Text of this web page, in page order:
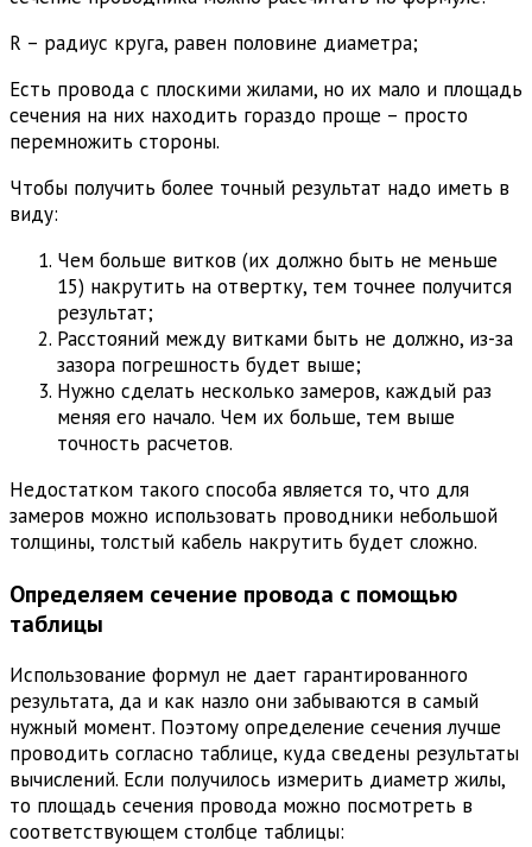
R – радиус круга, равен половине диаметра;
Есть провода с плоскими жилами, но их мало и площадь
сечения на них находить гораздо проще – просто
перемножить стороны.
Чтобы получить более точный результат надо иметь в
виду:
Чем больше витков (их должно быть не меньше
15) накрутить на отвертку, тем точнее получится
результат;
Расстояний между витками быть не должно, из-за
зазора погрешность будет выше;
Нужно сделать несколько замеров, каждый раз
меняя его начало. Чем их больше, тем выше
точность расчетов.
Недостатком такого способа является то, что для
замеров можно использовать проводники небольшой
толщины, толстый кабель накрутить будет сложно.
Определяем сечение провода с помощью
таблицы
Использование формул не дает гарантированного
результата, да и как назло они забываются в самый
нужный момент. Поэтому определение сечения лучше
проводить согласно таблице, куда сведены результаты
вычислений. Если получилось измерить диаметр жилы,
то площадь сечения провода можно посмотреть в
соответствующем столбце таблицы: